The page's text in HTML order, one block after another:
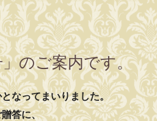
」のご案内です。
なってまいりました。
答に、